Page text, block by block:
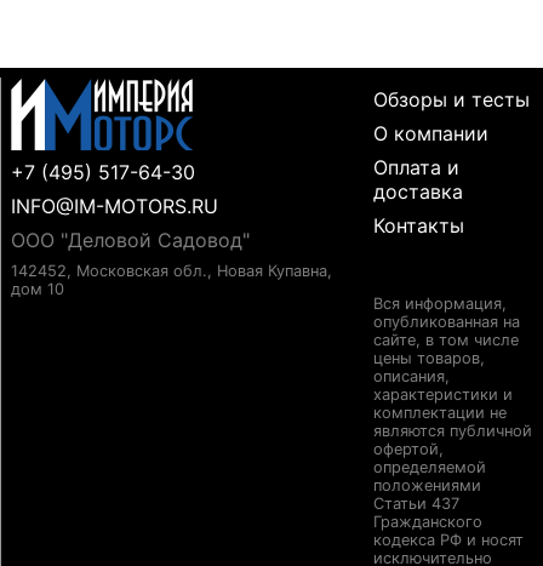
+7 (495) 517-64-30
INFO@IM-MOTORS.RU
ООО "Деловой Садовод"
142452, Московская обл., Новая Купавна,
дом 10
Обзоры и тесты
О компании
Оплата и
доставка
Контакты
Вся информация,
опубликованная на
сайте, в том числе
цены товаров,
описания,
характеристики и
комплектации не
являются публичной
офертой,
определяемой
положениями
Статьи 437
Гражданского
кодекса РФ и носят
исключительно